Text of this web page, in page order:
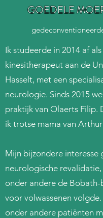
GOEDELE
Ik studeerde in 2014 af als
kinesitherapeut aan de
Hasselt, met een
neurologie. Sinds 2015
praktijk van Olaerts Filip.
ik trotse mama van
Mijn bijzondere interesse
neurologische
onder andere de Bobath-
voor volwassenen volgde.
onder andere patiënten